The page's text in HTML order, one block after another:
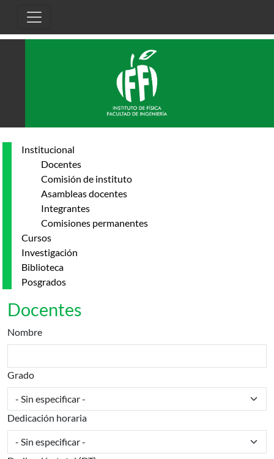
Institucional
Docentes
Comisión de instituto
Asambleas docentes
Integrantes
Comisiones permanentes
Cursos
Investigación
Biblioteca
Posgrados
Docentes
Nombre
Grado
Dedicación horaria